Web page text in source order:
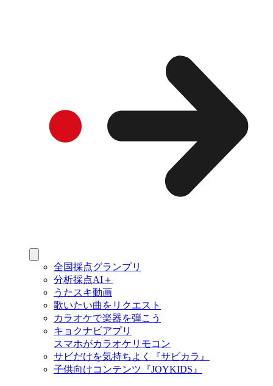
全国採点グランプリ
分析採点AI＋
うたスキ動画
歌いたい曲をリクエスト
カラオケで楽器を弾こう
キョクナビアプリ
スマホがカラオケリモコン
サビだけを気持ちよく『サビカラ』
子供向けコンテンツ『JOYKIDS』